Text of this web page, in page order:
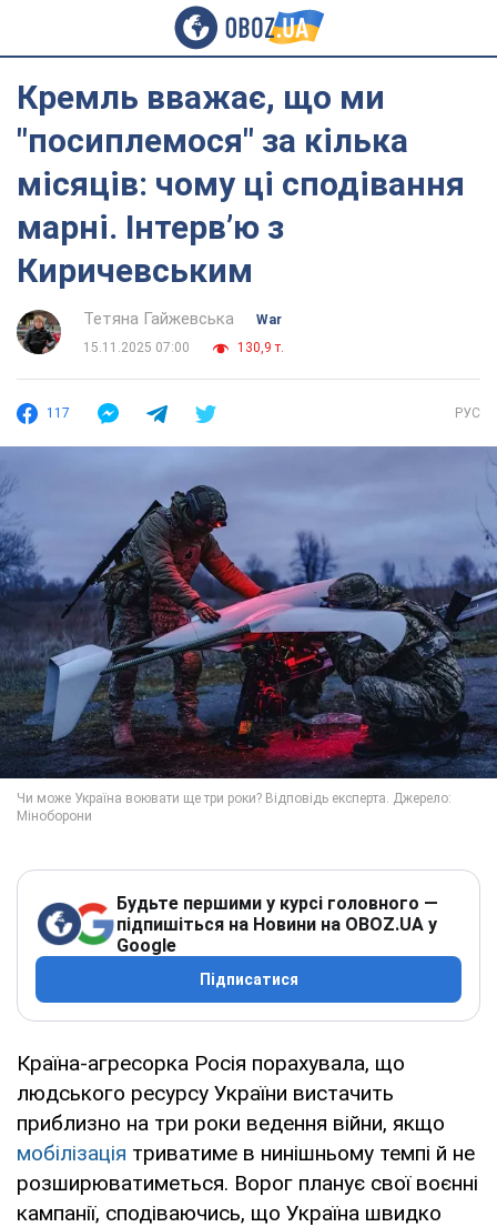
Кремль вважає, що ми
"посиплемося" за кілька
місяців: чому ці сподівання
марні. Інтерв’ю з
Киричевським
Тетяна Гайжевська
War
15.11.2025 07:00
130,9 т.
117 РУС
Будьте першими у курсі головного —
підпишіться на Новини на OBOZ.UA у
Google
Підписатися
Країна-агресорка Росія порахувала, що
людського ресурсу України вистачить
приблизно на три роки ведення війни, якщо
мобілізація триватиме в нинішньому темпі й не
розширюватиметься. Ворог планує свої воєнні
кампанії, сподіваючись, що Україна швидко